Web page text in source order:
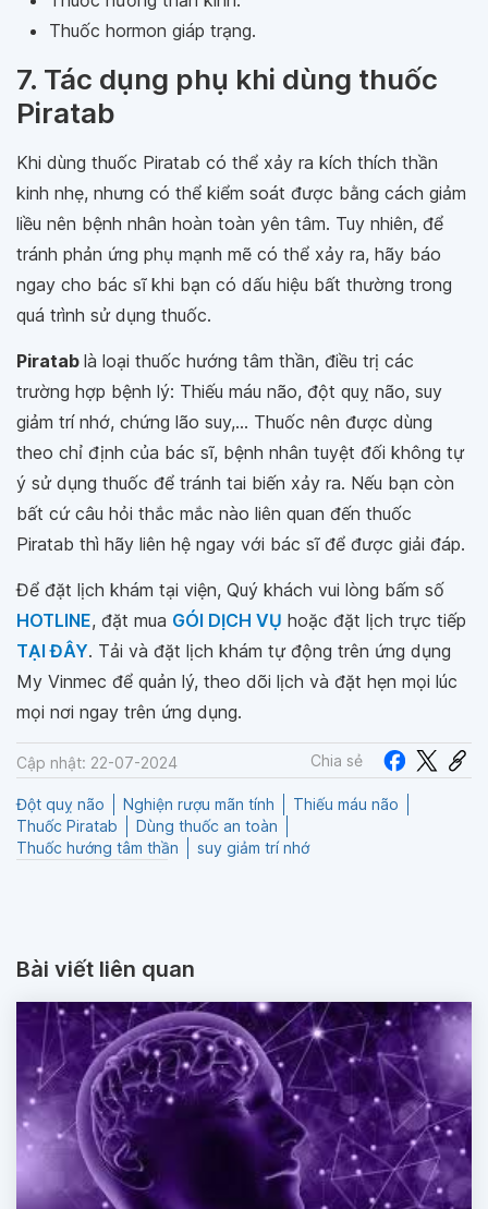
Thuốc hormon giáp trạng.
7. Tác dụng phụ khi dùng thuốc
Piratab
Khi dùng thuốc Piratab có thể xảy ra kích thích thần
kinh nhẹ, nhưng có thể kiểm soát được bằng cách giảm
liều nên bệnh nhân hoàn toàn yên tâm. Tuy nhiên, để
tránh phản ứng phụ mạnh mẽ có thể xảy ra, hãy báo
ngay cho bác sĩ khi bạn có dấu hiệu bất thường trong
quá trình sử dụng thuốc.
Piratab là loại thuốc hướng tâm thần, điều trị các
trường hợp bệnh lý: Thiếu máu não, đột quỵ não, suy
giảm trí nhớ, chứng lão suy,... Thuốc nên được dùng
theo chỉ định của bác sĩ, bệnh nhân tuyệt đối không tự
ý sử dụng thuốc để tránh tai biến xảy ra. Nếu bạn còn
bất cứ câu hỏi thắc mắc nào liên quan đến thuốc
Piratab thì hãy liên hệ ngay với bác sĩ để được giải đáp.
Để đặt lịch khám tại viện, Quý khách vui lòng bấm số
HOTLINE, đặt mua GÓI DỊCH VỤ hoặc đặt lịch trực tiếp
TẠI ĐÂY. Tải và đặt lịch khám tự động trên ứng dụng
My Vinmec để quản lý, theo dõi lịch và đặt hẹn mọi lúc
mọi nơi ngay trên ứng dụng.
Cập nhật: 22-07-2024 Chia sẻ
Đột quỵ não Nghiện rượu mãn tính
Thiếu máu não
Thuốc Piratab
Dùng thuốc an toàn
Thuốc hướng tâm thần
suy giảm trí nhớ
Bài viết liên quan